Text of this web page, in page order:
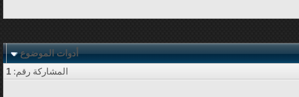
أدوات الموضوع
المشاركة رقم: 1